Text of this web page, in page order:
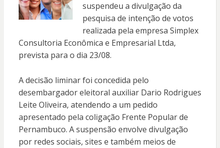
suspendeu a divulgação da
pesquisa de intenção de votos
realizada pela empresa Simplex
Consultoria Econômica e Empresarial Ltda,
prevista para o dia 23/08.
A decisão liminar foi concedida pelo
desembargador eleitoral auxiliar Dario Rodrigues
Leite Oliveira, atendendo a um pedido
apresentado pela coligação Frente Popular de
Pernambuco. A suspensão envolve divulgação
por redes sociais, sites e também meios de